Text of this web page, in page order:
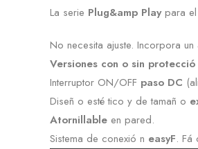
La serie Plug&amp Playpara el
No necesita ajuste. Incorpora
Versiones con o sin protecció
Interruptor ON/OFF paso DC
Diseñ o esté tico y de tamañ o
Atornillable en pared.
Sistema de conexió n easyF. Fá